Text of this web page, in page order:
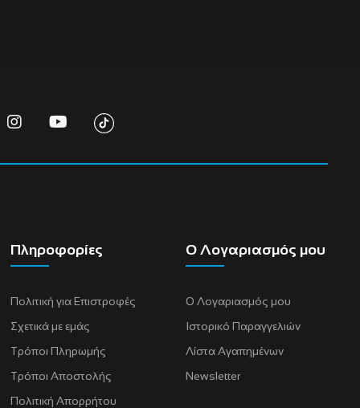
Πληροφορίες
Πολιτική για Eπιστροφές
Σχετικά με εμάς
Τρόποι Πληρωμής
Τρόποι Αποστολής
Πολιτική Απορρήτου
Ο Λογαριασμός μου
Ο Λογαριασμός μου
Ιστορικό Παραγγελιών
Λίστα Αγαπημένων
Newsletter